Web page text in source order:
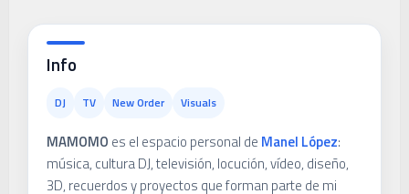
Info
DJ TV New Order Visuals
MAMOMO es el espacio personal de Manel López:
música, cultura DJ, televisión, locución, vídeo, diseño,
3D, recuerdos y proyectos que forman parte de mi